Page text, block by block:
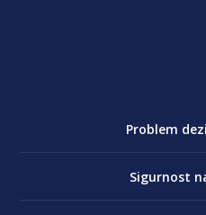
Problem
Sigurnost